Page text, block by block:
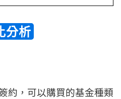
分析
約，可以購買的基金種類